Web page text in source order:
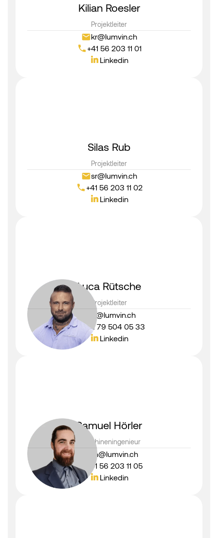
Kilian Roesler
Projektleiter
kr@lumvin.ch
+41 56 203 11 01
Linkedin
Silas Rub
Projektleiter
sr@lumvin.ch
+41 56 203 11 02
Linkedin
Luca Rütsche
Projektleiter
lr@lumvin.ch
+41 79 504 05 33
Linkedin
Samuel Hörler
Maschineningenieur
sh@lumvin.ch
+41 56 203 11 05
Linkedin